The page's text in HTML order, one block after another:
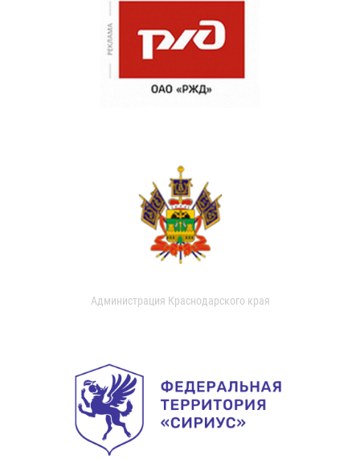
Администрация Краснодарского края